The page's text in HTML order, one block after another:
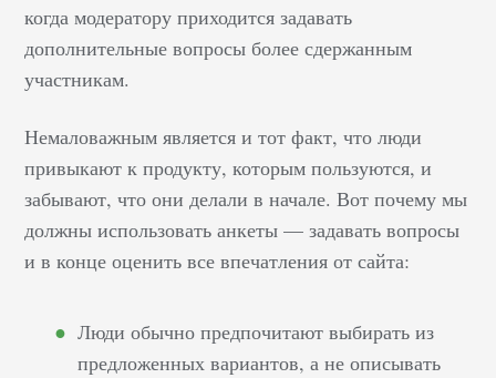
когда модератору приходится задавать
дополнительные вопросы более сдержанным
участникам.
Немаловажным является и тот факт, что люди
привыкают к продукту, которым пользуются, и
забывают, что они делали в начале. Вот почему мы
должны использовать анкеты — задавать вопросы
и в конце оценить все впечатления от сайта:
Люди обычно предпочитают выбирать из
предложенных вариантов, а не описывать